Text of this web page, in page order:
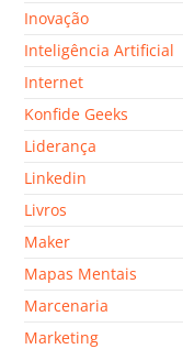
Inovação
Inteligência Artificial
Internet
Konfide Geeks
Liderança
Linkedin
Livros
Maker
Mapas Mentais
Marcenaria
Marketing